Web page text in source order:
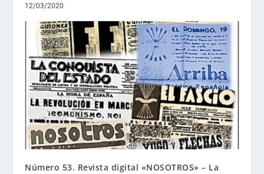
12/03/2020
Número 53. Revista digital «NOSOTROS» – La